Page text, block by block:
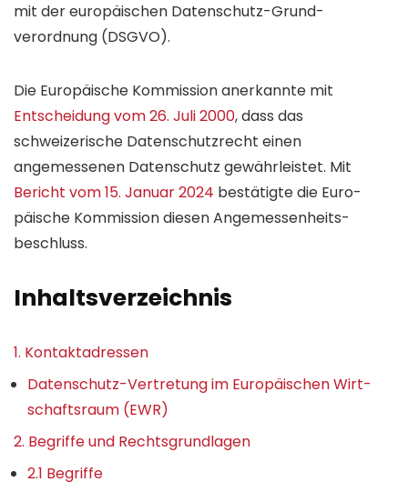
mit der euro­päischen Daten­schutz-Grund­
verordnung (DSGVO).
Die Europäische Kommission anerkannte mit
Entscheidung vom 26. Juli 2000, dass das
schweizerische Daten­schutz­recht einen
angemessenen Daten­schutz gewähr­leistet. Mit
Bericht vom 15. Januar 2024 bestätigte die Euro­
päische Kommission diesen Angemessen­heits­
beschluss.
Inhalts­verzeichnis
1. Kontakt­adressen
Daten­schutz-Vertretung im Europäischen Wirt­
schafts­raum (EWR)
2. Begriffe und Rechts­grundlagen
2.1 Begriffe